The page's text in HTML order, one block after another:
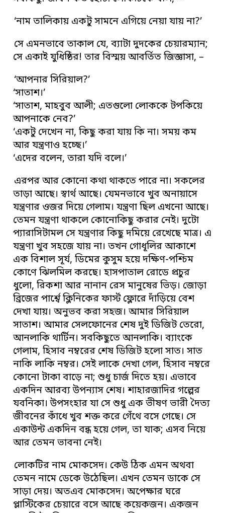
‘নাম তালিকায় একটু সামনে এগিয়ে নেয়া যায় না?’
সে এমনভাবে তাকাল যে, ব্যাটা দুদকের চেয়ারম্যান;
সে একাই যুধিষ্ঠির! তার বিস্ময় আবর্তিত জিজ্ঞাসা, –
‘আপনার সিরিয়াল?’
‘সাতাশ।’
‘সাতাশ, মাহবুব আলী; এতগুলো লোককে টপকিয়ে
আপনাকে নেব?’
‘একটু দেখেন না, কিছু করা যায় কি না। সময় কম
আর যন্ত্রণাও হচ্ছে।’
‘এদের বলেন, তারা যদি বলে।’
এরপর আর কোনো কথা থাকতে পারে না। সকলের
তাড়া আছে। স্বার্থ আছে। যেমনভাবে খুব অনায়াসে
যন্ত্রণার ওজর দিয়ে গেলাম। যন্ত্রণা ছিল এখনো আছে।
তেমন যন্ত্রণা থাকলে কোনোকিছু করার নেই। দুটো
প্যারাসিটামল সে যন্ত্রণার কিছু দমিয়ে রেখেছে মাত্র। এ
যন্ত্রণা খুব সহজে যায় না। তখন গোধূলির আকাশে
এক বিশাল সূর্য, ডিমের কুসুম হয়ে দক্ষিণ-পশ্চিম
কোণে ঝিলমিল করছে। হাসপাতাল রোডে প্রচুর
ধুলো, রিকশা আর নানান রেস মানুষের ভিড়। জোড়া
ব্রিজের পার্শ্বে ক্লিনিকের ফার্স্ট ফ্লোরে দাঁড়িয়ে বেশ
দেখা যায়। অনুভব করা সহজ। আমার সিরিয়াল
সাতাশ। আমার সেলফোনের শেষ দুই ডিজিট তেরো,
আনলাকি থার্টিন। সবকিছুতে আনলাকি। ব্যাংকে
গেলাম, হিসাব নম্বরের শেষ ডিজিট হলো সাত। সাত
নাকি লাকি নম্বর। সেই লাকে দেখা গেল, হিসাব নম্বরে
কোনো টাকা বাড়ে না; শুধু চার্জ দিতে হয়। এভাবে
একদিন আরব্য উপন্যাস শেষ। শাহারজাদির গল্পের
যবনিকা। উপসংহার যা সে শুধু এক ভীষণ ভারী দৈত্য
জীবনের কাঁধে খুব শক্ত করে গেঁথে বসে গেছে। সে
একাউন্ট একদিন বন্ধ হয়ে গেল, তা যাক; এসব নিয়ে
আর তেমন ভাবনা নেই।
লোকটির নাম মোকসেদ। কেউ ঠিক এমন অথবা
তেমন নামে ডেকে উঠেছিল। এখন তেমন ডাকে সে
সাড়া দেয়। অতএব মোকসেদ। অপেক্ষার ঘরে
প্লাস্টিকের চেয়ারে বসে আছে কয়েকজন। একজন